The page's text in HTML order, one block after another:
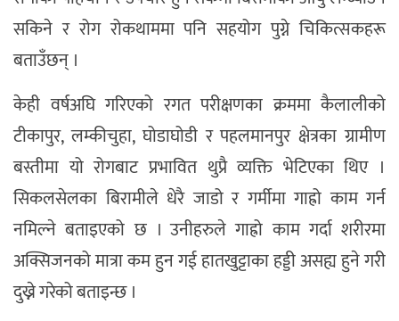
सकिने र रोग रोकथाममा पनि सहयोग पुग्ने चिकित्सकहरू
बताउँछन् ।
केही वर्षअघि गरिएको रगत परीक्षणका क्रममा कैलालीको
टीकापुर, लम्कीचुहा, घोडाघोडी र पहलमानपुर क्षेत्रका ग्रामीण
बस्तीमा यो रोगबाट प्रभावित थुप्रै व्यक्ति भेटिएका थिए ।
सिकलसेलका बिरामीले धेरै जाडो र गर्मीमा गाह्रो काम गर्न
नमिल्ने बताइएको छ । उनीहरुले गाह्रो काम गर्दा शरीरमा
अक्सिजनको मात्रा कम हुन गई हातखुट्टाका हड्डी असह्य हुने गरी
दुख्ने गरेको बताइन्छ ।